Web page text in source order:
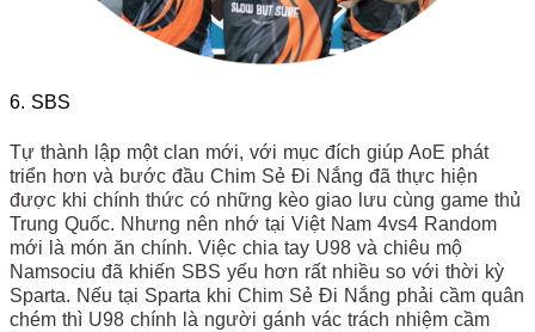
6. SBS
Tự thành lập một clan mới, với mục đích giúp AoE phát
triển hơn và bước đầu Chim Sẻ Đi Nắng đã thực hiện
được khi chính thức có những kèo giao lưu cùng game thủ
Trung Quốc. Nhưng nên nhớ tại Việt Nam 4vs4 Random
mới là món ăn chính. Việc chia tay U98 và chiêu mộ
Namsociu đã khiến SBS yếu hơn rất nhiều so với thời kỳ
Sparta. Nếu tại Sparta khi Chim Sẻ Đi Nắng phải cầm quân
chém thì U98 chính là người gánh vác trách nhiệm cầm